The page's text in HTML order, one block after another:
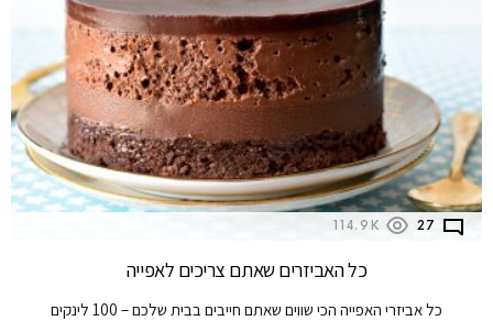
27
114.9K
כל האביזרים שאתם צריכים לאפייה
כל אביזרי האפייה הכי שווים שאתם חייבים בבית שלכם – 100 לינקים